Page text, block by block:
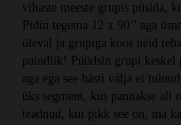
vihaste meeste grupis püsida,
Pidin tegema 12 x 90’’ aga
üleval ja grupiga koos neid
paindlik! Püüdsin grupi keskel
aga ega see hästi välja ei
üks segment, kus pannakse all
teadnud, kui pikk see on, ma